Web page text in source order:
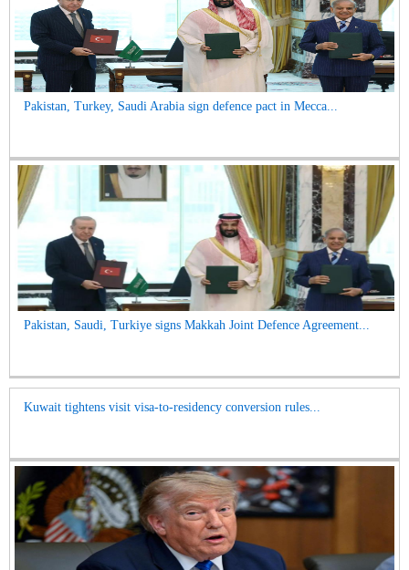
Pakistan, Turkey, Saudi Arabia sign defence pact in Mecca...
Pakistan, Saudi, Turkiye signs Makkah Joint Defence Agreement...
Kuwait tightens visit visa-to-residency conversion rules...